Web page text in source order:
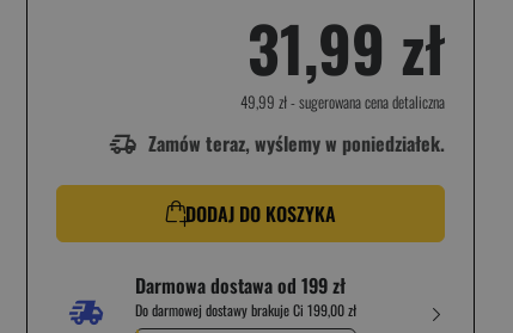
31,99 zł
49,99 zł- sugerowana cena detaliczna
Zamów teraz, wyślemy w poniedziałek.
DODAJ DO KOSZYKA
Darmowa dostawa od 199 zł
Do darmowej dostawy brakuje Ci 199,00 zł